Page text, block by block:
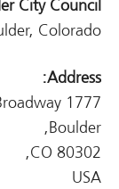
City Council
Colorado
Address:
1777 Broadway,
Boulder,
CO 80302,
USA